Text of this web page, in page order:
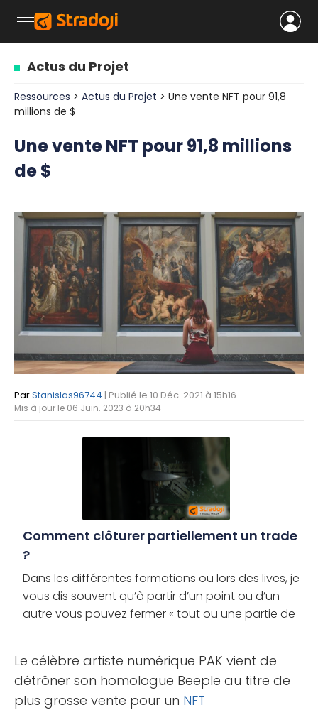
Actus du Projet
Ressources > Actus du Projet > Une vente NFT pour 91,8
millions de $
Une vente NFT pour 91,8 millions
de $
ParStanislas96744 | Publié le 10 Déc. 2021 à 15h16
Mis à jour le 06 Juin. 2023 à 20h34
Comment clôturer partiellement un trade
?
Dans les différentes formations ou lors des lives, je
vous dis souvent qu’à partir d’un point ou d’un
autre vous pouvez fermer « tout ou une partie de
Le célèbre artiste numérique PAK vient de
détrôner son homologue Beeple au titre de
plus grosse vente pour un NFT